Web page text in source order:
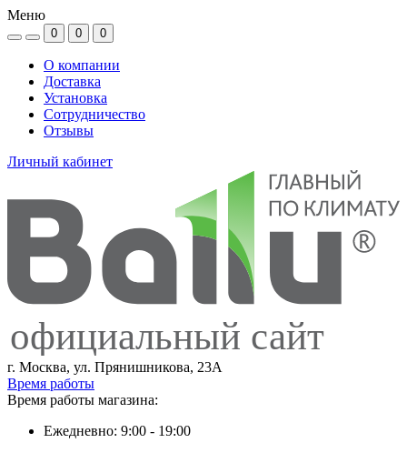
Меню
0 0 0
О компании
Доставка
Установка
Сотрудничество
Отзывы
Личный кабинет
официальный сайт
г. Москва, ул. Прянишникова, 23А
Время работы
Время работы магазина:
Ежедневно: 9:00 - 19:00